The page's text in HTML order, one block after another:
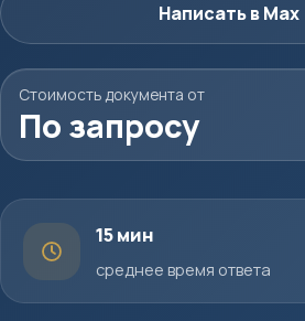
Написать в Max
Стоимость документа от
По запросу
15 мин
среднее время ответа